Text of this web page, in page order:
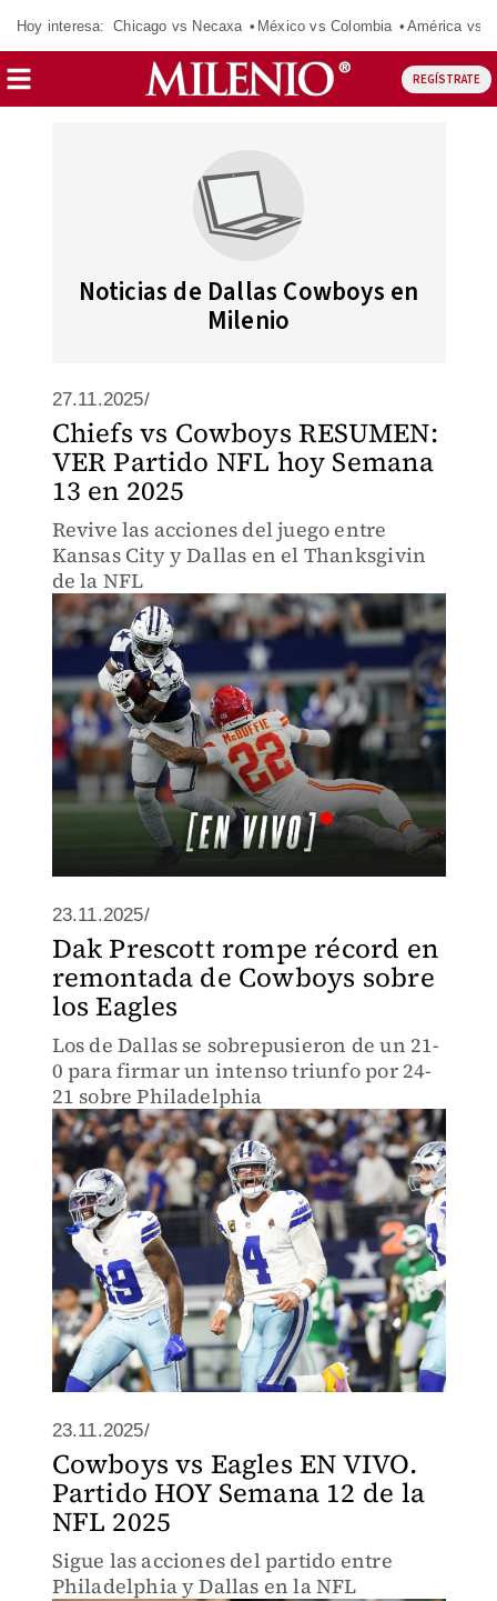
Hoy interesa: Chicago vs Necaxa México vs Colombia América vs
REGÍSTRATE
Noticias de Dallas Cowboys en
Milenio
27.11.2025/
Chiefs vs Cowboys RESUMEN:
VER Partido NFL hoy Semana
13 en 2025
Revive las acciones del juego entre
Kansas City y Dallas en el Thanksgivin
de la NFL
23.11.2025/
Dak Prescott rompe récord en
remontada de Cowboys sobre
los Eagles
Los de Dallas se sobrepusieron de un 21-
0 para firmar un intenso triunfo por 24-
21 sobre Philadelphia
23.11.2025/
Cowboys vs Eagles EN VIVO.
Partido HOY Semana 12 de la
NFL 2025
Sigue las acciones del partido entre
Philadelphia y Dallas en la NFL